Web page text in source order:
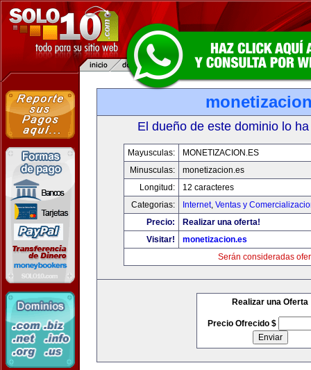
El dueño de este dominio lo
Mayusculas:
MONETIZACION.ES
Minusculas:
monetizacion.es
Longitud:
12 caracteres
Categorias:
Internet, Ventas y
Precio:
Realizar una oferta!
Visitar!
monetizacion.es
Serán consideradas
Realizar una Oferta
Precio Ofrecido $